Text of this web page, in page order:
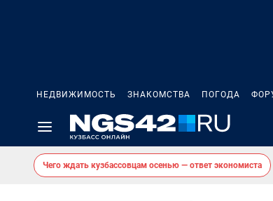
НЕДВИЖИМОСТЬ ЗНАКОМСТВА ПОГОДА
Чего ждать кузбассовцам осенью — ответ экономиста